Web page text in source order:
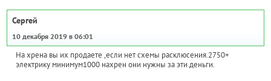
Сергей
10 декабря 2019 в 06:01
На хрена вы их продаете ,если нет схемы расклюсения.2750+
электрику минимум1000 нахрен они нужны за эти деньги.